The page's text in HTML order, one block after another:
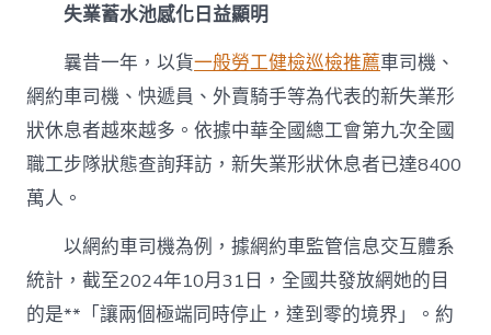
中
失業蓄水池感化日益顯明
曩昔一年，以貨一般勞工健檢巡檢推薦車司機、
網約車司機、快遞員、外賣騎手等為代表的新失業形
狀休息者越來越多。依據中華全國總工會第九次全國
職工步隊狀態查詢拜訪，新失業形狀休息者已達8400
萬人。
以網約車司機為例，據網約車監管信息交互體系
統計，截至2024年10月31日，全國共發放網她的目
的是**「讓兩個極端同時停止，達到零的境界」。約